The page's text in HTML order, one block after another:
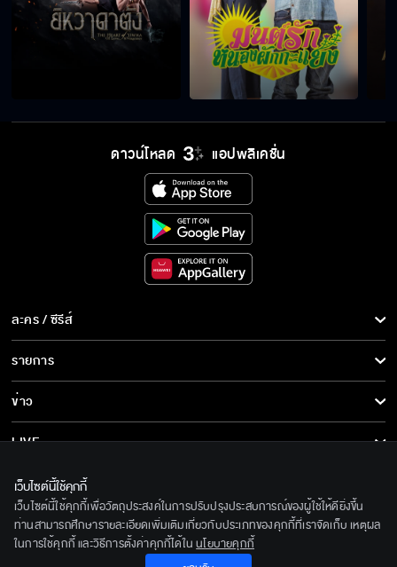
ดาวน์โหลด แอปพลิเคชั่น
ละคร / ซีรีส์
ละคร/ซีรีส์
ซีรีส์นานาชาติ
การ์ตูน & เกม
รายการ
รายการทั้งหมด
ข่าว
ข่าวทั้งหมด
ข่าวประชาสัมพันธ์
LIVE
เกี่ยวกับเรา
BEC World
รู้จักเรา
ติดตามเราได้ที่
เว็บไซต์นี้ใช้คุกกี้
เว็บไซต์นี้ใช้คุกกี้เพื่อวัตถุประสงค์ในการปรับปรุงประสบการณ์ของผู้ใช้ให้ดียิ่งขึ้น
ท่านสามารถศึกษารายละเอียดเพิ่มเติมเกี่ยวกับประเภทของคุกกี้ที่เราจัดเก็บ เหตุผล
ในการใช้คุกกี้ และวิธีการตั้งค่าคุกกี้ได้ใน นโยบายคุกกี้